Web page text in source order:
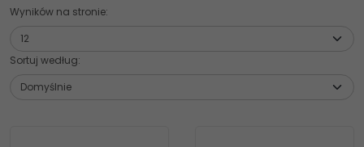
Wyników na stronie:
Sortuj według: